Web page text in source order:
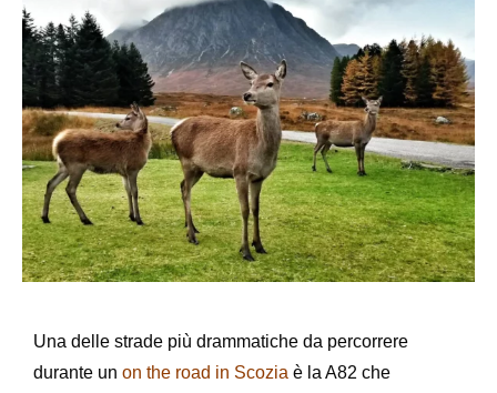
Una delle strade più drammatiche da percorrere
durante un on the road in Scozia è la A82 che